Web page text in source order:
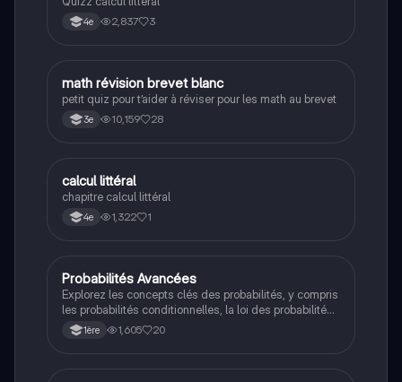
4e 2,837 3
MMaths
math révision brevet blanc
petit quiz pour t’aider à réviser pour les math au brevet
3e 10,159 28
CMaths
calcul littéral
chapitre calcul littéral
4e 1,322 1
Maths
Probabilités Avancées
Explorez les concepts clés des probabilités, y compris
les probabilités conditionnelles, la loi des probabilités
totales et les variables aléatoires. Cette fiche de
révision est conçue pour les étudiants de 1ère, offrant
1ère 1,605 20